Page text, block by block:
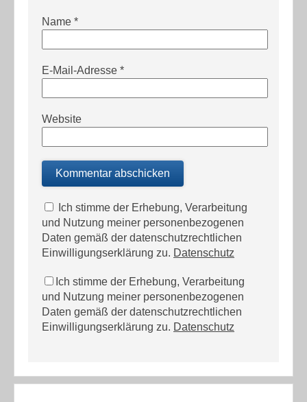
Name *
E-Mail-Adresse *
Website
Ich stimme der Erhebung, Verarbeitung
und Nutzung meiner personenbezogenen
Daten gemäß der datenschutzrechtlichen
Einwilligungserklärung zu. Datenschutz
Ich stimme der Erhebung, Verarbeitung
und Nutzung meiner personenbezogenen
Daten gemäß der datenschutzrechtlichen
Einwilligungserklärung zu. Datenschutz